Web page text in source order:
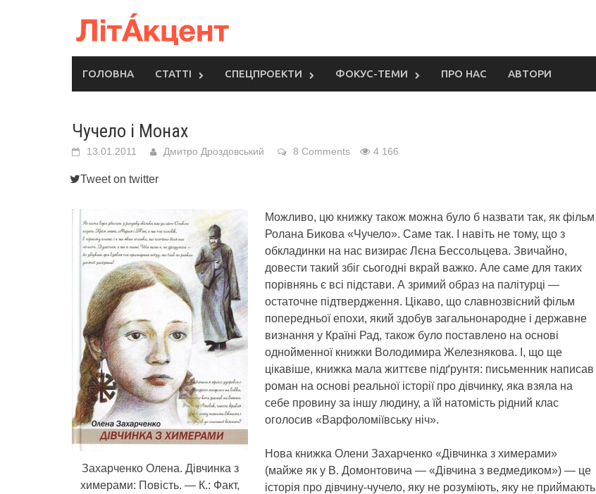
ГОЛОВНА СТАТТІ СПЕЦПРОЕКТИ ФОКУС-ТЕМИ ПРО НАС АВТОРИ
Чучело і Монах
13.01.2011 Дмитро Дроздовський 8 Comments 4 166
Tweet on twitter
Захарченко Олена. Дівчинка з
химерами: Повість. — К.: Факт,
Можливо, цю книжку також можна було б назвати так, як фільм
Ролана Бикова «Чучело». Саме так. І навіть не тому, що з
обкладинки на нас визирає Лєна Бессольцева. Звичайно,
довести такий збіг сьогодні вкрай важко. Але саме для таких
порівнянь є всі підстави. А зримий образ на палітурці —
остаточне підтвердження. Цікаво, що славнозвісний фільм
попередньої епохи, який здобув загальнонародне і державне
визнання у Країні Рад, також було поставлено на основі
однойменної книжки Володимира Железнякова. І, що ще
цікавіше, книжка мала життєве підґрунтя: письменник написав
роман на основі реальної історії про дівчинку, яка взяла на
себе провину за іншу людину, а їй натомість рідний клас
оголосив «Варфоломіївську ніч».
Нова книжка Олени Захарченко «Дівчинка з химерами»
(майже як у В. Домонтовича — «Дівчина з ведмедиком») — це
історія про дівчину-чучело, яку не розуміють, яку не приймають